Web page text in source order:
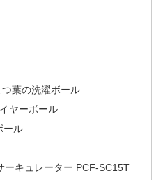
葉の洗濯ボール
ヤーボール
ール
ーキュレーター PCF-SC15T